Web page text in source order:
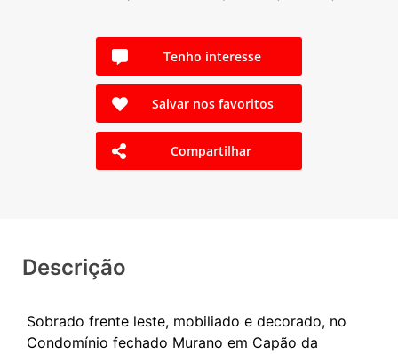
Tenho interesse
Salvar nos favoritos
Compartilhar
Descrição
Sobrado frente leste, mobiliado e decorado, no
Condomínio fechado Murano em Capão da